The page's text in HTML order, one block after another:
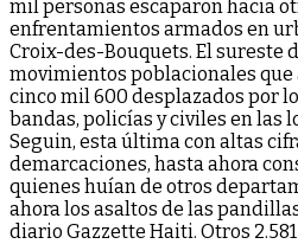
mil personas escaparon hacia
enfrentamientos armados en
Croix-des-Bouquets. El sureste
movimientos poblacionales
cinco mil 600 desplazados por
bandas, policías y civiles en las
Seguin, esta última con altas
demarcaciones, hasta ahora
quienes huían de otros
ahora los asaltos de las
diario Gazzette Haiti. Otros